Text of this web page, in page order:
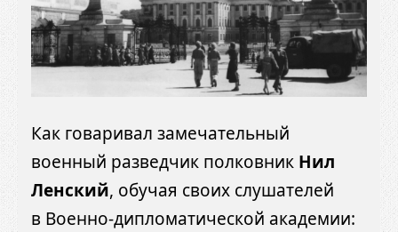
Как говаривал замечательный
военный разведчик полковник Нил
Ленский, обучая своих слушателей
в Военно-дипломатической академии: